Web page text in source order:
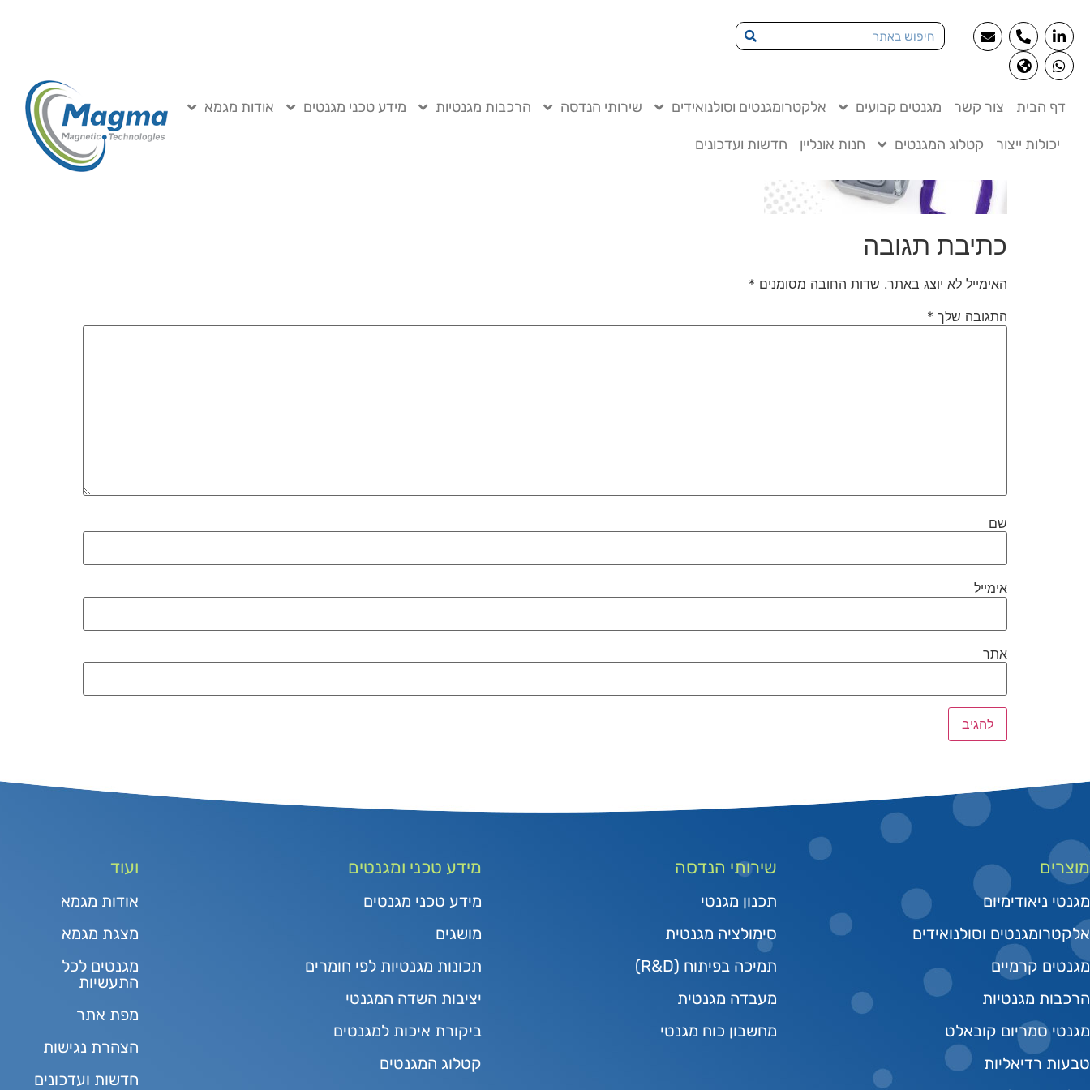
דף הבית צור קשר מגנטים קבועים אלקטרומגנטים וסולנואידים שירותי הנדסה הרכבות מגנטיות מידע טכני מגנטים אודות מגמא
יכולות ייצור קטלוג המגנטים חנות אונליין חדשות ועדכונים
כתיבת תגובה
האימייל לא יוצג באתר. שדות החובה מסומנים *
התגובה שלך *
שם
אימייל
אתר
מוצרים
מגנטי ניאודימיום
אלקטרומגנטים וסולנואידים
מגנטים קרמיים
הרכבות מגנטיות
מגנטי סמריום קובאלט
טבעות רדיאליות
שירותי הנדסה
תכנון מגנטי
סימולציה מגנטית
תמיכה בפיתוח (R&D)
מעבדה מגנטית
מחשבון כוח מגנטי
מידע טכני ומגנטים
מידע טכני מגנטים
מושגים
תכונות מגנטיות לפי חומרים
יציבות השדה המגנטי
ביקורת איכות למגנטים
קטלוג המגנטים
ועוד
אודות מגמא
מצגת מגמא
מגנטים לכל
התעשיות
מפת אתר
הצהרת נגישות
חדשות ועדכונים